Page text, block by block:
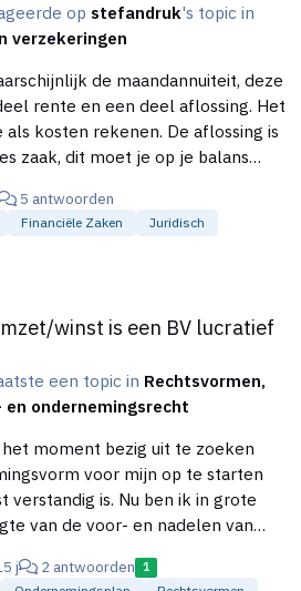
op stefandruk's topic in
verzekeringen
de maandannuiteit, deze
rente en een deel aflossing. Het
kosten rekenen. De aflossing is
zaak, dit moet je op je balans
5 antwoorden
Financiële Zaken
Juridisch
winst is een BV lucratief
een topic in Rechtsvormen,
ondernemingsrecht
voor mijn op te starten
verstandig is. Nu ben ik in grote
van de voor- en nadelen van
met meerdere oprichters. 4 In
j 2 antwoorden 1